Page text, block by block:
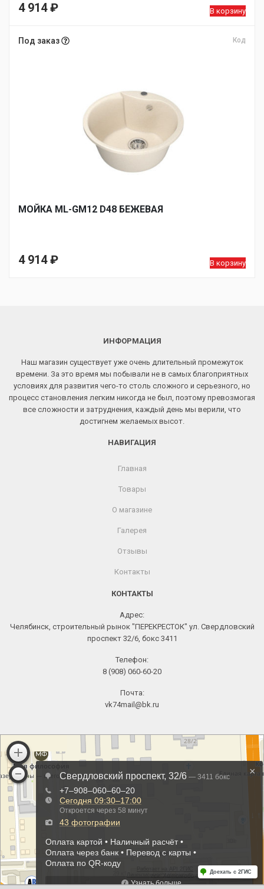
4 914₽ В корзину
Под заказ Код
МОЙКA ML-GM12 D48 БЕЖЕВАЯ
4 914₽ В корзину
ИНФОРМАЦИЯ
Наш магазин существует уже очень длительный промежуток
времени. За это время мы побывали не в самых благоприятных
условиях для развития чего-то столь сложного и серьезного, но
процесс становления легким никогда не был, поэтому превозмогая
все сложности и затруднения, каждый день мы верили, что
достигнем желаемых высот.
НАВИГАЦИЯ
Главная
Товары
О магазине
Галерея
Отзывы
Контакты
КОНТАКТЫ
Адрес:
Челябинск, строительный рынок "ПЕРЕКРЕСТОК" ул. Свердловский
проспект 32/6, бокс 3411
Телефон:
8 (908) 060-60-20
Почта:
vk74mail@bk.ru